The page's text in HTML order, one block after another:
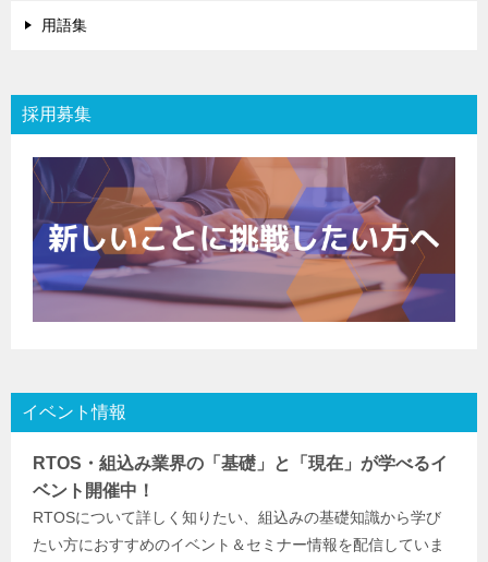
用語集
採用募集
イベント情報
RTOS・組込み業界の「基礎」と「現在」が学べるイ
ベント開催中！
RTOSについて詳しく知りたい、組込みの基礎知識から学び
たい方におすすめのイベント＆セミナー情報を配信していま